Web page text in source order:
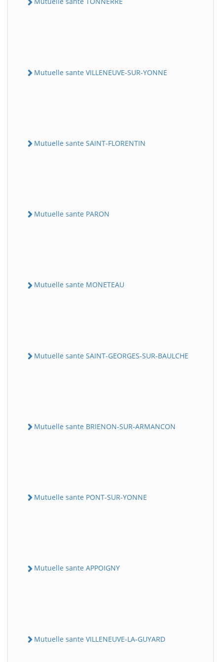
Mutuelle sante VILLENEUVE-SUR-YONNE
Mutuelle sante SAINT-FLORENTIN
Mutuelle sante PARON
Mutuelle sante MONETEAU
Mutuelle sante SAINT-GEORGES-SUR-BAULCHE
Mutuelle sante BRIENON-SUR-ARMANCON
Mutuelle sante PONT-SUR-YONNE
Mutuelle sante APPOIGNY
Mutuelle sante VILLENEUVE-LA-GUYARD